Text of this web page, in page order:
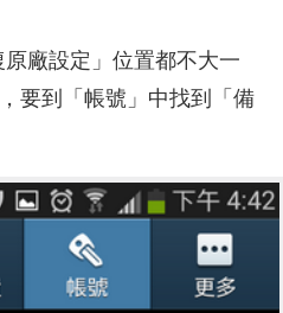
廠設定」位置都不大一
要到「帳號」中找到「備